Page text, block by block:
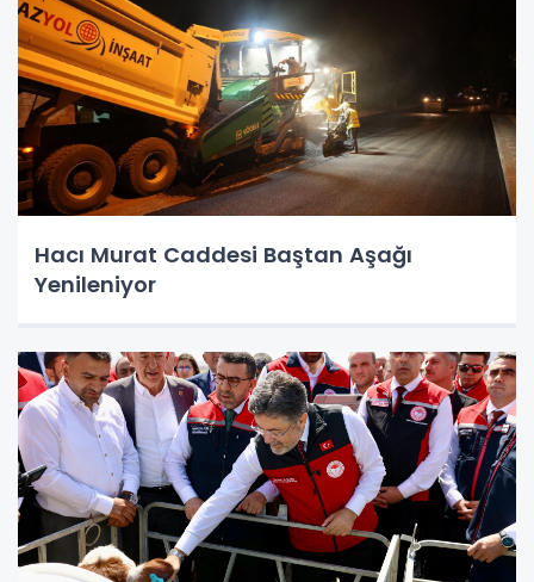
Hacı Murat Caddesi Baştan Aşağı
Yenileniyor